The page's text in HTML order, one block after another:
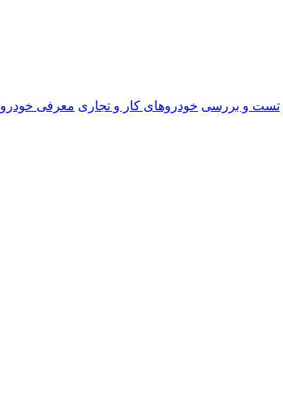
تست و بررسی خودروهای کار و تجاری معرفی خودرو